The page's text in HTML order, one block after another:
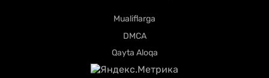
Mualiflarga
DMCA
Qayta Aloqa